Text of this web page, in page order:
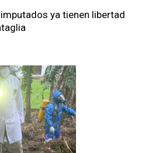
ya tienen libertad